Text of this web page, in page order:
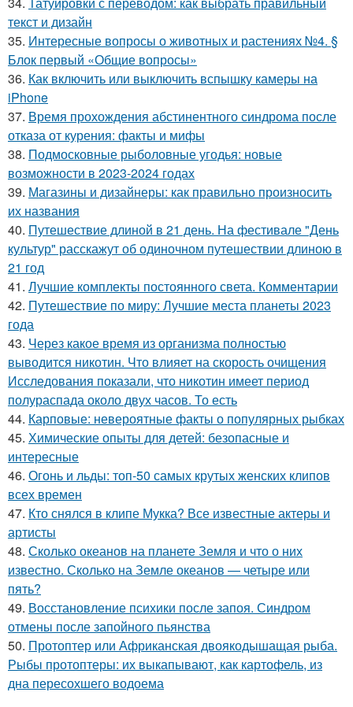
текст и дизайн
35. Интересные вопросы о животных и растениях №4. §
Блок первый «Общие вопросы»
36. Как включить или выключить вспышку камеры на
iPhone
37. Время прохождения абстинентного синдрома после
отказа от курения: факты и мифы
38. Подмосковные рыболовные угодья: новые
возможности в 2023-2024 годах
39. Магазины и дизайнеры: как правильно произносить
их названия
40. Путешествие длиной в 21 день. На фестивале "День
культур" расскажут об одиночном путешествии длиною в
21 год
41. Лучшие комплекты постоянного света. Комментарии
42. Путешествие по миру: Лучшие места планеты 2023
года
43. Через какое время из организма полностью
выводится никотин. Что влияет на скорость очищения
Исследования показали, что никотин имеет период
полураспада около двух часов. То есть
44. Карповые: невероятные факты о популярных рыбках
45. Химические опыты для детей: безопасные и
интересные
46. Огонь и льды: топ-50 самых крутых женских клипов
всех времен
47. Кто снялся в клипе Мукка? Все известные актеры и
артисты
48. Сколько океанов на планете Земля и что о них
известно. Сколько на Земле океанов — четыре или
пять?
49. Восстановление психики после запоя. Синдром
отмены после запойного пьянства
50. Протоптер или Африканская двоякодышащая рыба.
Рыбы протоптеры: их выкапывают, как картофель, из
дна пересохшего водоема